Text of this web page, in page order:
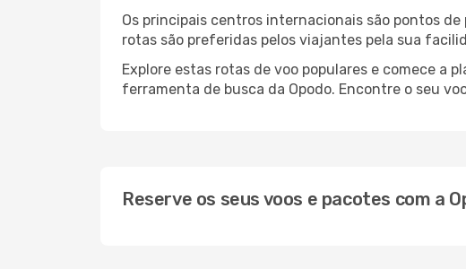
Os principais centros internacionais são pontos
rotas são preferidas pelos viajantes pela sua
Explore estas rotas de voo populares e comece a
ferramenta de busca da Opodo. Encontre o seu
Reserve os seus voos e pacotes com a